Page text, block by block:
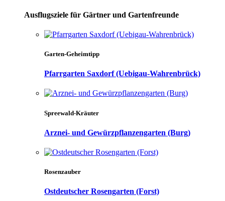
Ausflugsziele für Gärtner und Gartenfreunde
Garten-Geheimtipp
Pfarrgarten Saxdorf (Uebigau-Wahrenbrück)
Spreewald-Kräuter
Arznei- und Gewürzpflanzengarten (Burg)
Rosenzauber
Ostdeutscher Rosengarten (Forst)